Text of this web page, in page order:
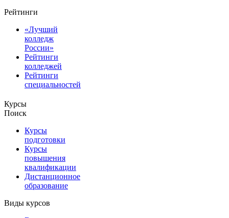
Рейтинги
«Лучший
колледж
России»
Рейтинги
колледжей
Рейтинги
специальностей
Курсы
Поиск
Курсы
подготовки
Курсы
повышения
квалификации
Дистанционное
образование
Виды курсов